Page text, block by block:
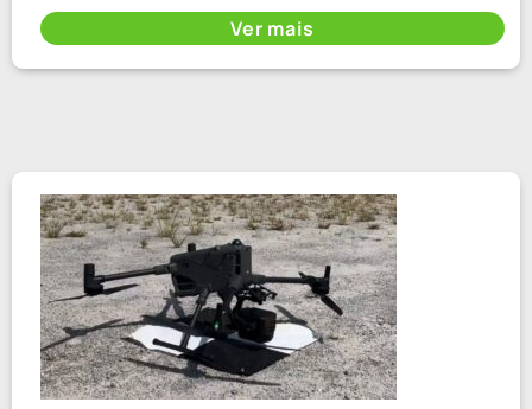
Ver mais